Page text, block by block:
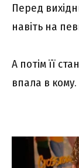
Перед
навіть на
А потім її
впала в кому.